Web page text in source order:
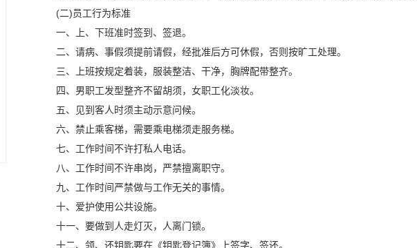
(二)员工行为标准
一、上、下班准时签到、签退。
二、请病、事假须提前请假，经批准后方可休假，否则按旷工处理。
三、上班按规定着装，服装整洁、干净，胸牌配带整齐。
四、男职工发型整齐不留胡须，女职工化淡妆。
五、见到客人时须主动示意问候。
六、禁止乘客梯，需要乘电梯须走服务梯。
七、工作时间不许打私人电话。
八、工作时间不许串岗，严禁擅离职守。
九、工作时间严禁做与工作无关的事情。
十、爱护使用公共设施。
十一、要做到人走灯灭，人离门锁。
十二、领、还钥匙要在《钥匙登记簿》上签字、签还。